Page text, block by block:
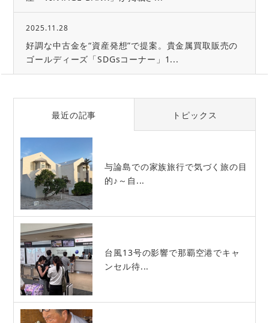
2025.11.28
好調な中古金を“資産発想”で提案。貴金属買取販売の
ゴールディーズ「SDGsコーナー」1...
最近の記事 トピックス
与論島での家族旅行で気づく旅の目
的♪～自...
台風13号の影響で那覇空港でキャ
ンセル待...